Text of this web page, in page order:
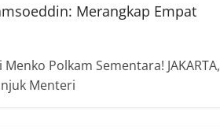
Merangkap Empat
Polkam Sementara! JAKARTA,
Menteri